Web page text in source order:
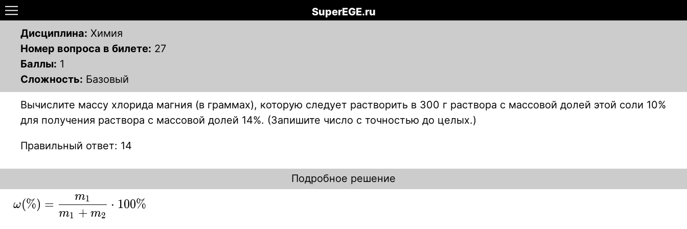
SuperEGE.ru
Дисциплина: Химия
Номер вопроса в билете: 27
Баллы: 1
Сложность: Базовый
Вычислите массу хлорида магния (в граммах), которую следует растворить в 300 г раствора с массовой долей этой соли 10%
для получения раствора с массовой долей 14%. (Запишите число с точностью до целых.)
Правильный ответ: 14
Подробное решение
\displaystyle
{ \omega
ω(%) =
m1 + m2
m1 ⋅ 100%